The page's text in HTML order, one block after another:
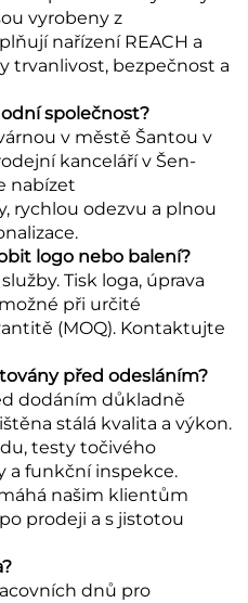
vyrobeny z
nařízení REACH a
trvanlivost, bezpečnost a
společnost?
v městě Šantou v
kanceláří v Šen-
nabízet
rychlou odezvu a plnou
logo nebo balení?
Tisk loga, úprava
při určité
(MOQ). Kontaktujte
před odesláním?
dodáním důkladně
stálá kvalita a výkon.
testy točivého
a funkční inspekce.
našim klientům
prodeji a s jistotou
dnů pro